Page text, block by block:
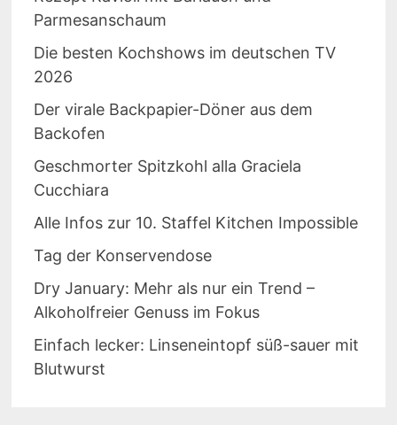
Parmesanschaum
Die besten Kochshows im deutschen TV
2026
Der virale Backpapier-Döner aus dem
Backofen
Geschmorter Spitzkohl alla Graciela
Cucchiara
Alle Infos zur 10. Staffel Kitchen Impossible
Tag der Konservendose
Dry January: Mehr als nur ein Trend –
Alkoholfreier Genuss im Fokus
Einfach lecker: Linseneintopf süß-sauer mit
Blutwurst